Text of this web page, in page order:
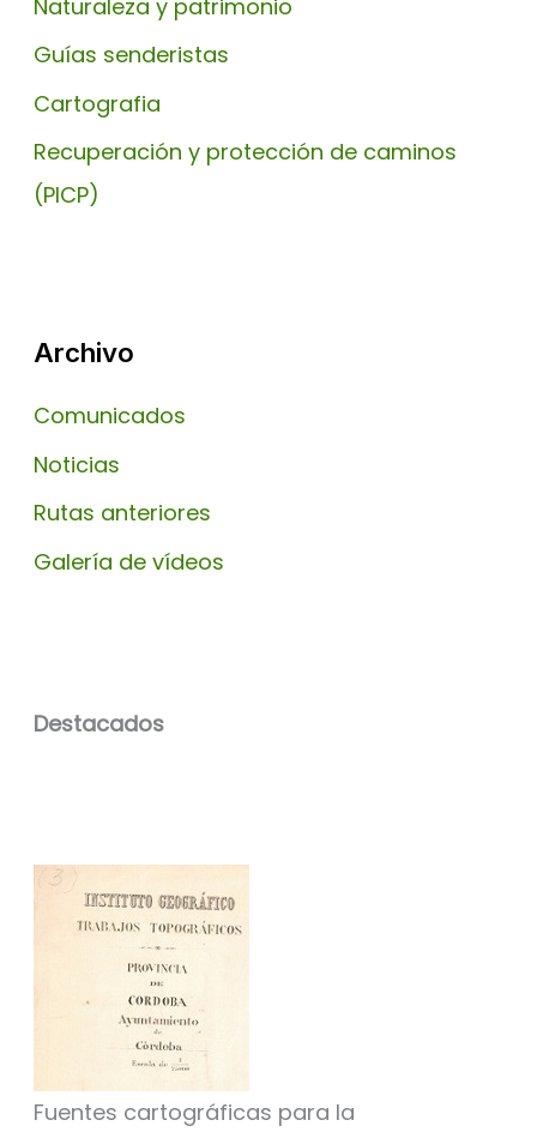
Naturaleza y patrimonio
Guías senderistas
Cartografia
Recuperación y protección de caminos
(PICP)
Archivo
Comunicados
Noticias
Rutas anteriores
Galería de vídeos
Destacados
Fuentes cartográficas para la